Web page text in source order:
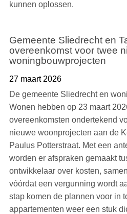
kunnen oplossen.
Gemeente Sliedrecht en
overeenkomst voor twee
woningbouwprojecten
27 maart 2026
De gemeente Sliedrecht en
Wonen hebben op 23 maart
overeenkomsten ondertekend
nieuwe woonprojecten aan de
Paulus Potterstraat. Met een
worden er afspraken gemaakt
ontwikkelaar over kosten,
vóórdat een vergunning wordt
stap komen de plannen voor in
appartementen weer een stuk